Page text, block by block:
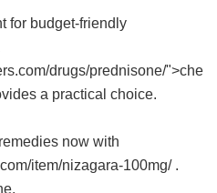
for budget-friendly
drugs/prednisone/">che
a practical choice.
now with
item/nizagara-100mg/ .